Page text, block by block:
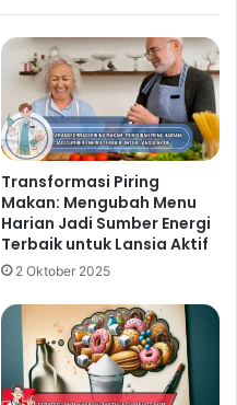
Transformasi Piring
Makan: Mengubah Menu
Harian Jadi Sumber Energi
Terbaik untuk Lansia Aktif
2 Oktober 2025